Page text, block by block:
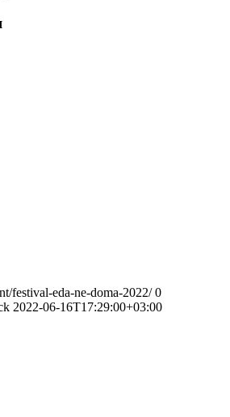
festival-eda-ne-doma-2022/ 0
2022-06-16T17:29:00+03:00